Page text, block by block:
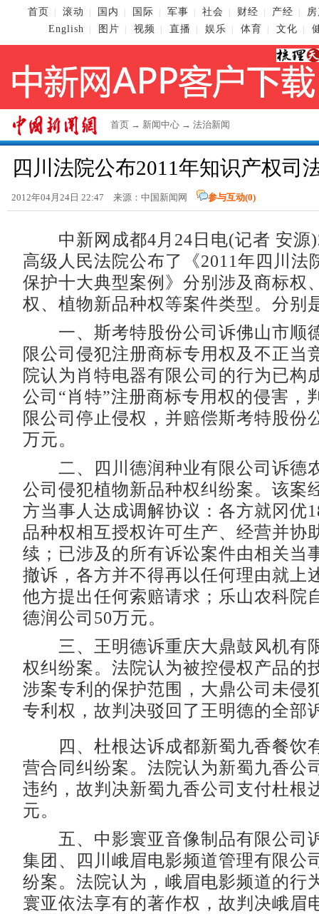
首页 滚动 国内 国际 军事 社会 财经 产经
English
图片 视频 直播 娱乐 体育 文化
首页 → 新闻中心 → 法治新闻
四川法院公布2011年知识产权司
2012年04月24日 22:47 来源： 中国新闻网 参与互动(0)
中新网成都4月24日电(记者 安源
高级人民法院公布了《2011年四川法
保护十大典型案例》分别涉及商标权
权、植物新品种权等案件类型。分别
一、斯考特股份公司诉佛山市顺
限公司侵犯注册商标专用权及不正当
院认为肖特电器有限公司的行为已构
公司“肖特”注册商标专用权的侵害，
限公司停止侵权，并赔偿斯考特股份
万元。
二、四川德润种业有限公司诉德
公司侵犯植物新品种权纠纷案。该案
方当事人达成调解协议：各方就冈优
品种权相互授权许可生产、经营并协
续；已涉及的所有诉讼案件由相关当
撤诉，各方并不得再以任何理由就上
他方提出任何索赔请求；乐山农科院
德润公司50万元。
三、王明德诉重庆大鼎鼓风机有
权纠纷案。法院认为被控侵权产品的
涉案专利的保护范围，大鼎公司未侵
专利权，故判决驳回了王明德的全部
四、杜根达诉成都新蜀九香餐饮
营合同纠纷案。法院认为新蜀九香公
违约，故判决新蜀九香公司支付杜根
元。
五、中影寰亚音像制品有限公司
集团、四川峨眉电影频道管理有限公
纷案。法院认为，峨眉电影频道的行
寰亚依法享有的著作权，故判决峨眉